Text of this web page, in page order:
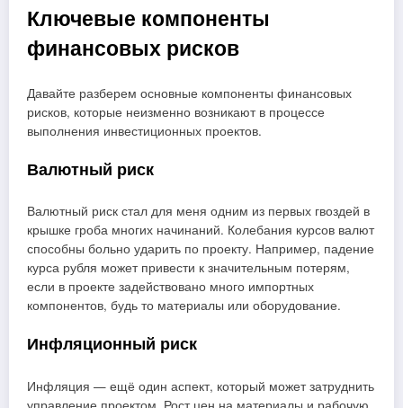
Ключевые компоненты
финансовых рисков
Давайте разберем основные компоненты финансовых
рисков, которые неизменно возникают в процессе
выполнения инвестиционных проектов.
Валютный риск
Валютный риск стал для меня одним из первых гвоздей в
крышке гроба многих начинаний. Колебания курсов валют
способны больно ударить по проекту. Например, падение
курса рубля может привести к значительным потерям,
если в проекте задействовано много импортных
компонентов, будь то материалы или оборудование.
Инфляционный риск
Инфляция — ещё один аспект, который может затруднить